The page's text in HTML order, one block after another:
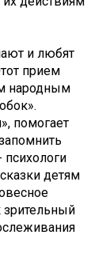
и любят
прием
народным
помогает
детям
зрительный